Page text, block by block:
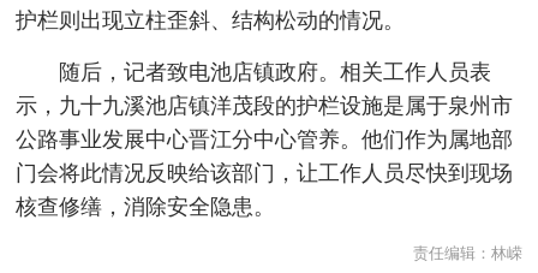
护栏则出现立柱歪斜、结构松动的情况。
随后，记者致电池店镇政府。相关工作人员表
示，九十九溪池店镇洋茂段的护栏设施是属于泉州市
公路事业发展中心晋江分中心管养。他们作为属地部
门会将此情况反映给该部门，让工作人员尽快到现场
核查修缮，消除安全隐患。
责任编辑： 林嵘